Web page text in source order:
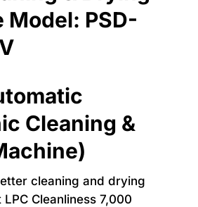
Model: PSD-
Cleaning &
cleaning and drying
Cleanliness 7,000